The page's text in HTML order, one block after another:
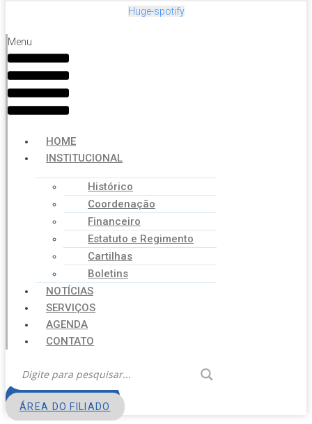
Huge-spotify
Menu
HOME
INSTITUCIONAL
Histórico
Coordenação
Financeiro
Estatuto e Regimento
Cartilhas
Boletins
NOTÍCIAS
SERVIÇOS
AGENDA
CONTATO
ÁREA DO FILIADO